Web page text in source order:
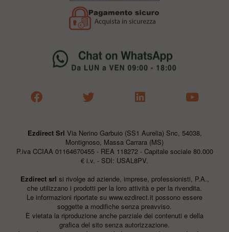
Ezdirect Srl Via Nerino Garbuio (SS1 Aurelia) Snc, 54038,
Montignoso, Massa Carrara (MS)
P.iva CCIAA 01164670455 - REA 118272 - Capitale sociale 80.000
€ i.v. - SDI: USAL8PV.
Ezdirect srl si rivolge ad aziende, imprese, professionisti, P.A.,
che utilizzano i prodotti per la loro attività e per la rivendita.
Le informazioni riportate su www.ezdirect.it possono essere
soggette a modifiche senza preavviso.
È vietata la riproduzione anche parziale dei contenuti e della
grafica del sito senza autorizzazione.